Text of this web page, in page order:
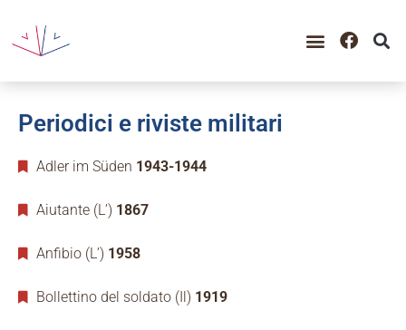
Periodici e riviste militari
Adler im Süden 1943-1944
Aiutante (L’) 1867
Anfibio (L’) 1958
Bollettino del soldato (Il) 1919